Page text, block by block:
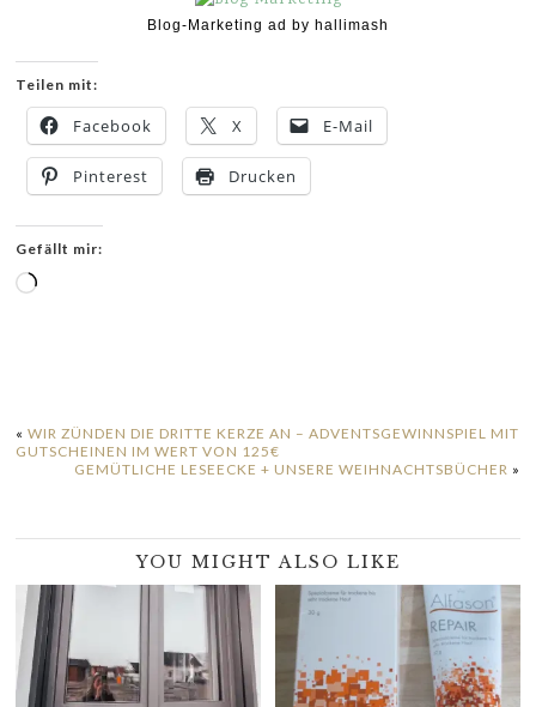
Blog-Marketing ad by hallimash
Teilen mit:
Facebook X E-Mail
Pinterest Drucken
Gefällt mir:
Wird
«WIR ZÜNDEN DIE DRITTE KERZE AN – ADVENTSGEWINNSPIEL MIT
GUTSCHEINEN IM WERT VON 125€
GEMÜTLICHE LESEECKE + UNSERE WEIHNACHTSBÜCHER »
YOU MIGHT ALSO LIKE